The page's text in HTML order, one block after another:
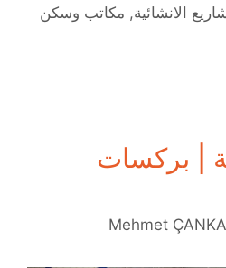
الانشائية, مكاتب وسكن
| بركسات
Mehmet